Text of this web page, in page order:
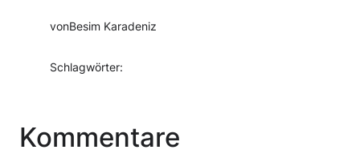
vonBesim Karadeniz
Schlagwörter:
Kommentare